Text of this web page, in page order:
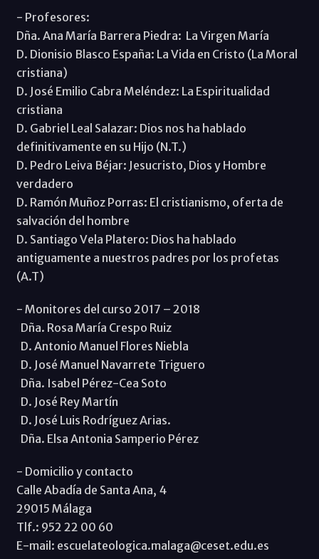
- Profesores:
Dña. Ana María Barrera Piedra: La Virgen María
D. Dionisio Blasco España: La Vida en Cristo (La Moral
cristiana)
D. José Emilio Cabra Meléndez: La Espiritualidad
cristiana
D. Gabriel Leal Salazar: Dios nos ha hablado
definitivamente en su Hijo (N.T.)
D. Pedro Leiva Béjar: Jesucristo, Dios y Hombre
verdadero
D. Ramón Muñoz Porras: El cristianismo, oferta de
salvación del hombre
D. Santiago Vela Platero: Dios ha hablado
antiguamente a nuestros padres por los profetas
(A.T)
- Monitores del curso 2017 – 2018
Dña. Rosa María Crespo Ruiz
D. Antonio Manuel Flores Niebla
D. José Manuel Navarrete Triguero
Dña. Isabel Pérez-Cea Soto
D. José Rey Martín
D. José Luis Rodríguez Arias.
Dña. Elsa Antonia Samperio Pérez
- Domicilio y contacto
Calle Abadía de Santa Ana, 4
29015 Málaga
Tlf.: 952 22 00 60
E-mail: escuelateologica.malaga@ceset.edu.es